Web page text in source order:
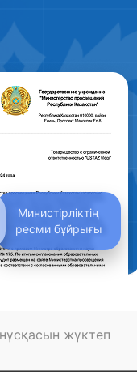
Министірліктің
ресми бұйрығы
жүктеп